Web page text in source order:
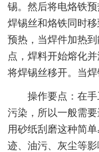
锡。然后将电烙铁
焊锡丝和烙铁同时
预热，当焊件加热
点，焊料开始熔化
将焊锡丝移开。当
操作要点：在手
污染，所以一般需
用砂纸刮磨这种简
迹、油污、灰尘等